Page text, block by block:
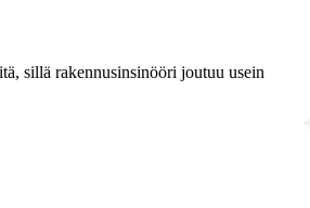
sillä rakennusinsinööri joutuu usein